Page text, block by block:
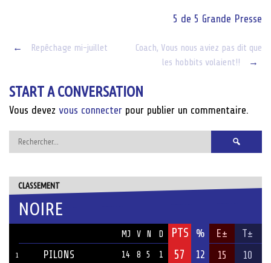
5 de 5 Grande Presse
Post
← Repêchage mi-juillet
Coach, Vous nous aviez pas dit que
les hobbits volaient!!
→
START A CONVERSATION
Vous devez vous connecter pour publier un commentaire.
Rechercher :
CLASSEMENT
NOIRE
MJ V N D PTS % E± T±
1 PILONS 14 8 5 1 57 12 15 10